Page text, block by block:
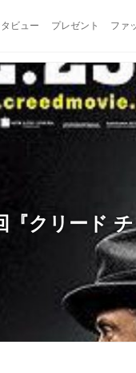
ビュー プレゼント ファ
クリード チ